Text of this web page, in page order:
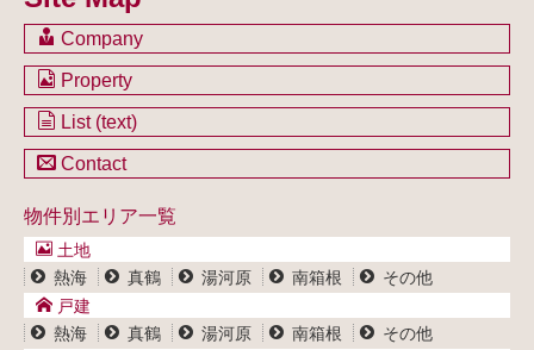
Company
会社のご案内
不動産を購入したい方
不動産を売却したい方
不動産買取システム
Property
土地一覧
戸建一覧
マンション一覧
事業用物件一覧
List (text)
土地一覧
戸建一覧
マンション一覧
事業用物件一覧
Contact
ブログ
プライバシーポリシー
サイトポリシー
物件別エリア一覧
土地
熱海
真鶴 湯河原 南箱根
その他
戸建
熱海
真鶴 湯河原 南箱根
その他